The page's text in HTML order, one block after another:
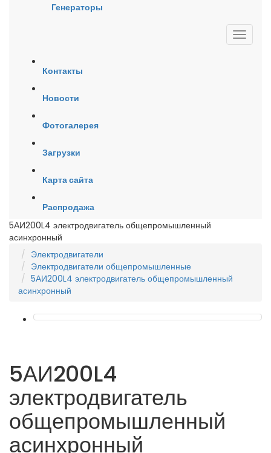
Генераторы
Контакты
Новости
Фотогалерея
Загрузки
Карта сайта
Распродажа
5АИ200L4 электродвигатель общепромышленный
асинхронный
Электродвигатели
Электродвигатели общепромышленные
5АИ200L4 электродвигатель общепромышленный
асинхронный
5АИ200L4
электродвигатель
общепромышленный
асинхронный